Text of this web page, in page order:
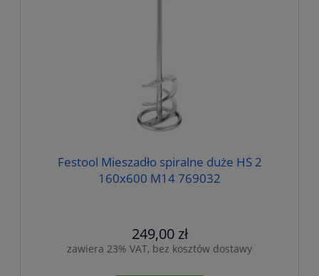
Festool Mieszadło spiralne duże HS 2
160x600 M14 769032
249,00 zł
zawiera 23% VAT, bez kosztów dostawy